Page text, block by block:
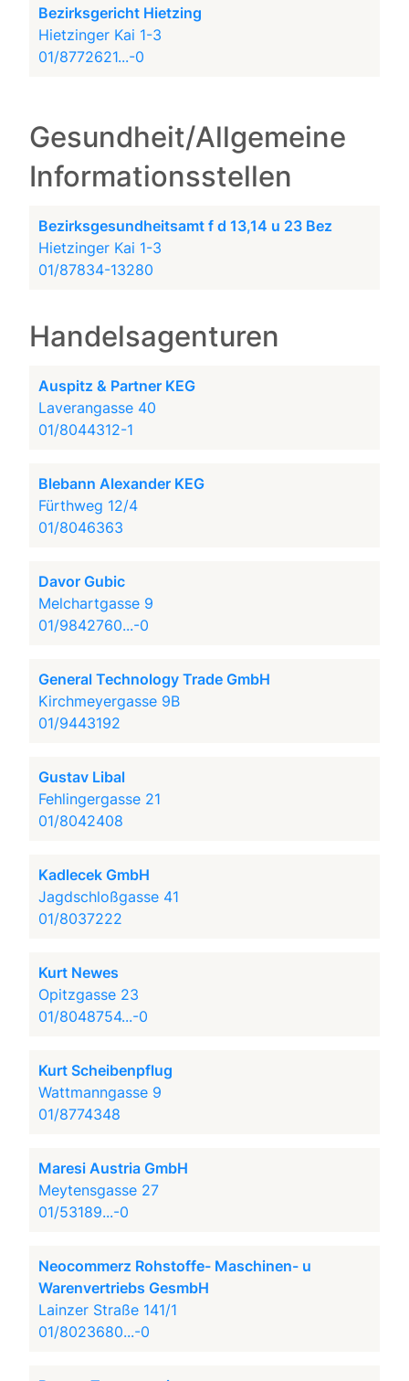
Bezirksgericht Hietzing
Hietzinger Kai 1-3
01/8772621...-0
Gesundheit/Allgemeine
Informationsstellen
Bezirksgesundheitsamt f d 13,14 u 23 Bez
Hietzinger Kai 1-3
01/87834-13280
Handelsagenturen
Auspitz & Partner KEG
Laverangasse 40
01/8044312-1
Blebann Alexander KEG
Fürthweg 12/4
01/8046363
Davor Gubic
Melchartgasse 9
01/9842760...-0
General Technology Trade GmbH
Kirchmeyergasse 9B
01/9443192
Gustav Libal
Fehlingergasse 21
01/8042408
Kadlecek GmbH
Jagdschloßgasse 41
01/8037222
Kurt Newes
Opitzgasse 23
01/8048754...-0
Kurt Scheibenpflug
Wattmanngasse 9
01/8774348
Maresi Austria GmbH
Meytensgasse 27
01/53189...-0
Neocommerz Rohstoffe- Maschinen- u
Warenvertriebs GesmbH
Lainzer Straße 141/1
01/8023680...-0